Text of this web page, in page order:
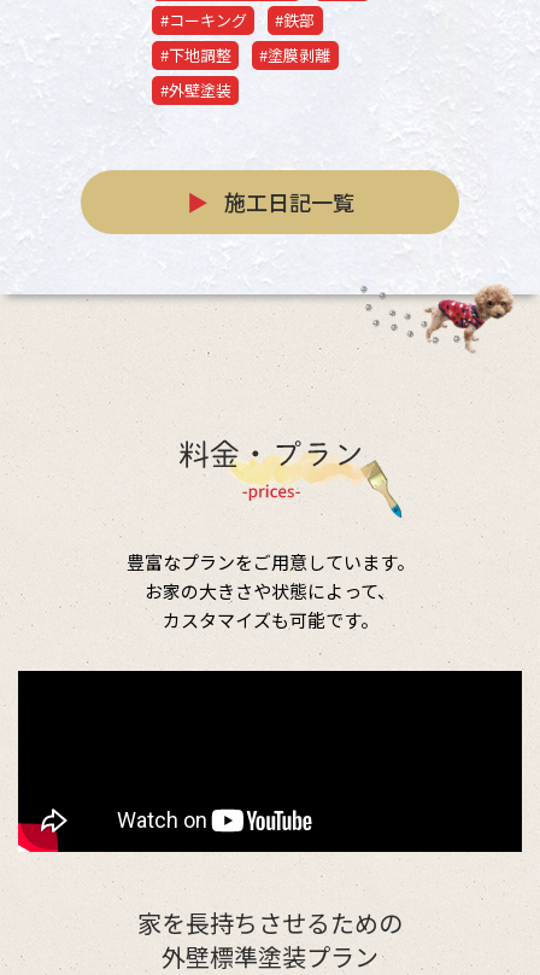
#コーキング
#鉄部
#下地調整
#塗膜剥離
#外壁塗装
▶ 施工日記一覧
豊富なプランをご用意しています。
お家の大きさや状態によって、
カスタマイズも可能です。
家を長持ちさせるための
外壁標準塗装プラン